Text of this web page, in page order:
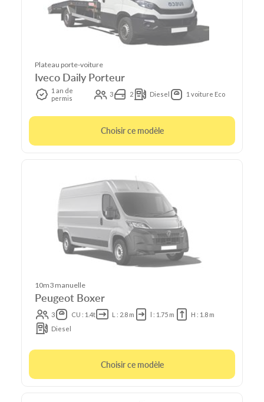
Plateau porte-voiture
Iveco Daily Porteur
1 an de
permis
3 2 Diesel 1 voiture Eco
Choisir ce modèle
10m3 manuelle
Peugeot Boxer
3 CU : 1.4t L : 2.8 m l : 1.75 m
H : 1.8 m
Diesel
Choisir ce modèle